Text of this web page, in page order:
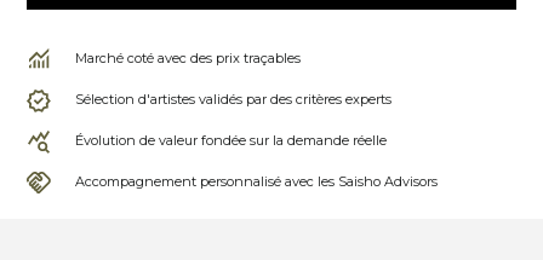
Marché coté avec des prix traçables
Sélection d'artistes validés par des critères experts
Évolution de valeur fondée sur la demande réelle
Accompagnement personnalisé avec les Saisho Advisors